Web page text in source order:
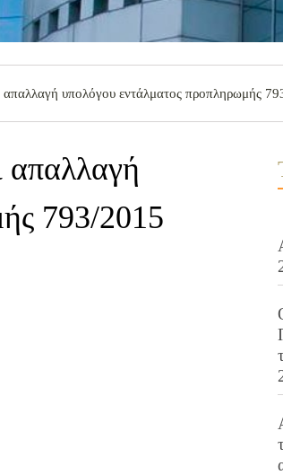
υπολόγου εντάλματος προπληρωμής
απαλλαγή
793/2015